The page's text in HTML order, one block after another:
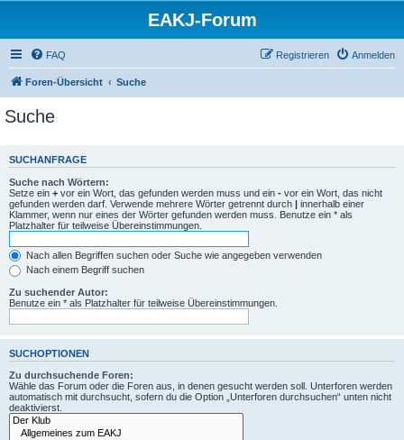
EAKJ-Forum
FAQ Anmelden
Registrieren
Foren-Übersicht Suche
Suche
SUCHANFRAGE
Suche nach Wörtern:
Setze ein + vor ein Wort, das gefunden werden muss und ein - vor ein Wort, das nicht
gefunden werden darf. Verwende mehrere Wörter getrennt durch | innerhalb einer
Klammer, wenn nur eines der Wörter gefunden werden muss. Benutze ein * als
Platzhalter für teilweise Übereinstimmungen.
Nach allen Begriffen suchen oder Suche wie angegeben verwenden
Nach einem Begriff suchen
Zu suchender Autor:
Benutze ein * als Platzhalter für teilweise Übereinstimmungen.
SUCHOPTIONEN
Zu durchsuchende Foren:
Wähle das Forum oder die Foren aus, in denen gesucht werden soll. Unterforen werden
automatisch mit durchsucht, sofern du die Option „Unterforen durchsuchen“ unten nicht
deaktivierst.